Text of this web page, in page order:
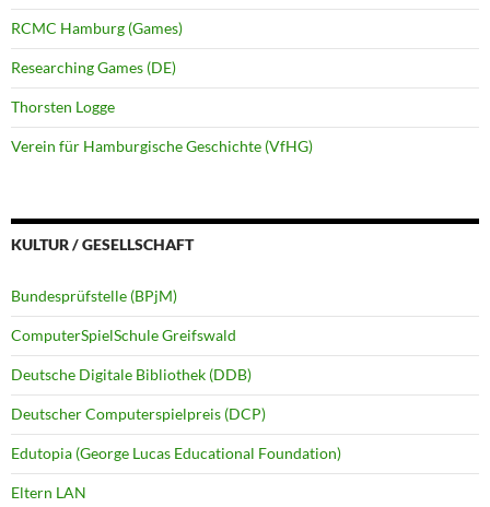
RCMC Hamburg (Games)
Researching Games (DE)
Thorsten Logge
Verein für Hamburgische Geschichte (VfHG)
KULTUR / GESELLSCHAFT
Bundesprüfstelle (BPjM)
ComputerSpielSchule Greifswald
Deutsche Digitale Bibliothek (DDB)
Deutscher Computerspielpreis (DCP)
Edutopia (George Lucas Educational Foundation)
Eltern LAN